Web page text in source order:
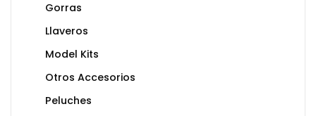
Gorras
Llaveros
Model Kits
Otros Accesorios
Peluches